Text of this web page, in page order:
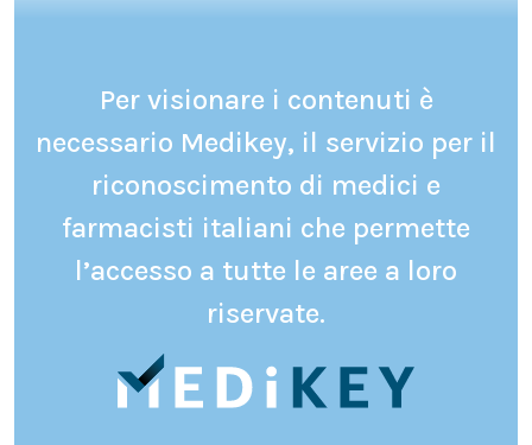
Per visionare i contenuti è
necessario Medikey, il servizio per il
riconoscimento di medici e
farmacisti italiani che permette
l’accesso a tutte le aree a loro
riservate.